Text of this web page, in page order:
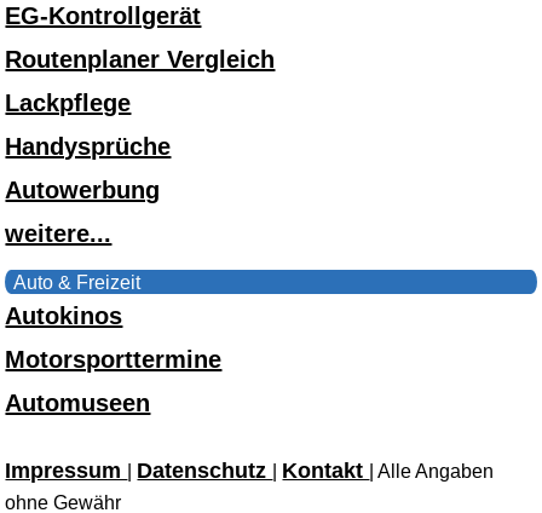
EG-Kontrollgerät
Routenplaner Vergleich
Lackpflege
Handysprüche
Autowerbung
weitere...
Auto & Freizeit
Autokinos
Motorsporttermine
Automuseen
Impressum Datenschutz Kontakt
| Alle Angaben
ohne Gewähr